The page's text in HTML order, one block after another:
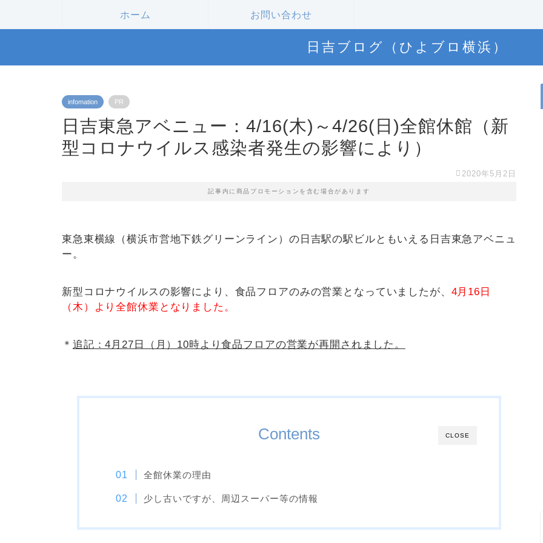
ホーム お問い合わせ
日吉ブログ（ひよブロ横浜）
infomation PR
日吉東急アベニュー：4/16(木)～4/26(日)全館休館（新
型コロナウイルス感染者発生の影響により）
2020年5月2日
記事内に商品プロモーションを含む場合があります
東急東横線（横浜市営地下鉄グリーンライン）の日吉駅の駅ビルともいえる日吉東急アベニュ
ー。
新型コロナウイルスの影響により、食品フロアのみの営業となっていましたが、 4月 16 日
（木）より全館休業となりました。
＊ 追記：4月27日（月）10時より食品フロアの営業が再開されました。
CLOSE
Contents
全館休業の理由
少し古いですが、周辺スーパー等の情報